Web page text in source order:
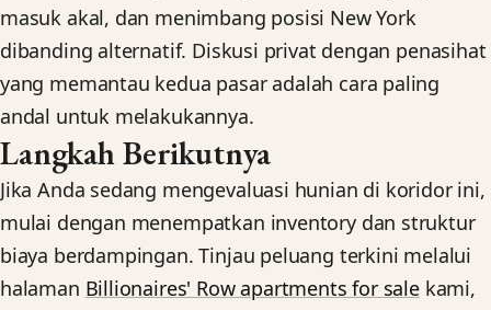
masuk akal, dan menimbang posisi New York
dibanding alternatif. Diskusi privat dengan penasihat
yang memantau kedua pasar adalah cara paling
andal untuk melakukannya.
Langkah Berikutnya
Jika Anda sedang mengevaluasi hunian di koridor ini,
mulai dengan menempatkan inventory dan struktur
biaya berdampingan. Tinjau peluang terkini melalui
halaman Billionaires' Row apartments for salekami,